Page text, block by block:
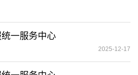
一服务中心
2025-12-17